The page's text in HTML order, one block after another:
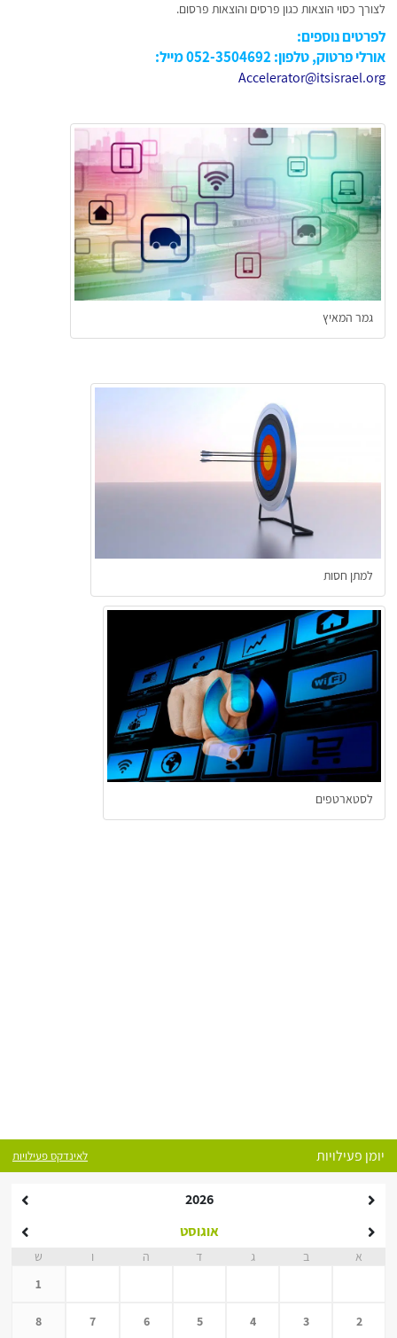
לצורך כסוי הוצאות כגון פרסים והוצאות פרסום.
לפרטים נוספים:
אורלי פרטוק, טלפון: 052-3504692 מייל:
Accelerator@itsisrael.org
גמר המאיץ
למתן חסות
לסטארטפים
יומן פעילויות לאינדקס פעילויות
2026
אוגוסט
א ב ג ד ה ו
ש
1
2
3
4
5
6
7
8